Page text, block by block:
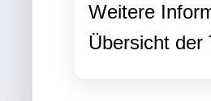
Weitere
Übersicht der